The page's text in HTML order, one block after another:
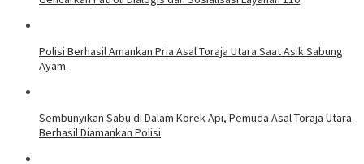
Polisi Berhasil Amankan Pria Asal Toraja Utara Saat Asik Sabung
Ayam
Sembunyikan Sabu di Dalam Korek Api, Pemuda Asal Toraja Utara
Berhasil Diamankan Polisi